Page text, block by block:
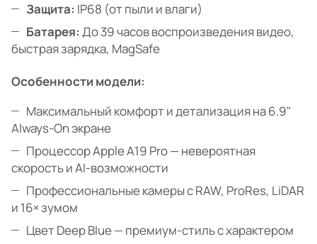
Защита: IP68 (от пыли и влаги)
Батарея: До 39 часов воспроизведения видео,
быстрая зарядка, MagSafe
Особенности модели:
Максимальный комфорт и детализация на 6.9"
Always-On экране
Процессор Apple A19 Pro — невероятная
скорость и AI-возможности
Профессиональные камеры с RAW, ProRes, LiDAR
и 16× зумом
Цвет Deep Blue — премиум-стиль с характером